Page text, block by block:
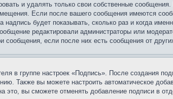
и удалять только свои собственные
Если после вашего сообщения имеются
будет показывать, сколько раз и когда
редактировали администраторы или
если после них есть сообщения от
в группе настроек «Подпись». После создания
Также вы можете настроить автоматическое
вы сможете отменять добавление подписи в